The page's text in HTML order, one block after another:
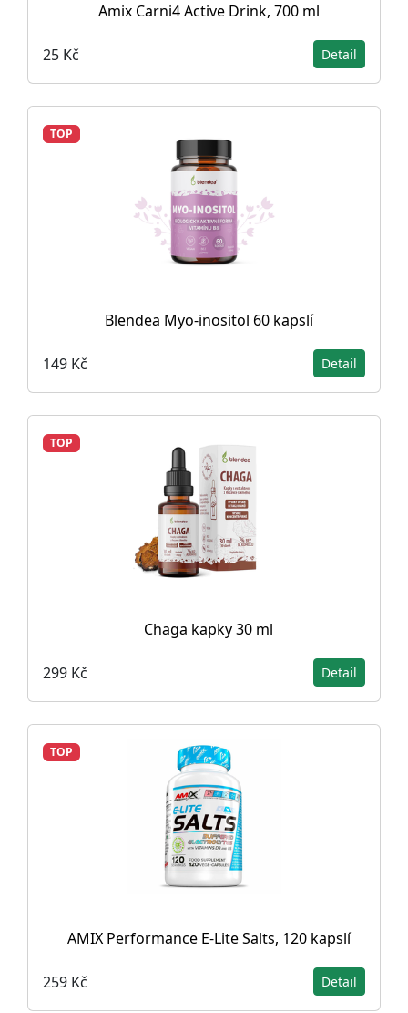
Amix Carni4 Active Drink, 700 ml
25 Kč Detail
TOP
Blendea Myo-inositol 60 kapslí
149 Kč Detail
TOP
Chaga kapky 30 ml
299 Kč Detail
TOP
AMIX Performance E-Lite Salts, 120 kapslí
259 Kč Detail